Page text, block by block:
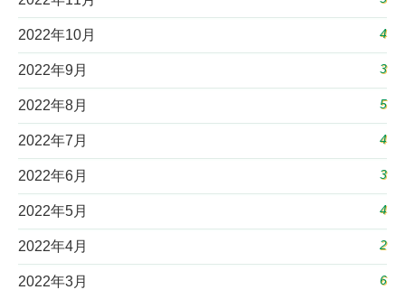
2022年10月 4
2022年9月 3
2022年8月 5
2022年7月 4
2022年6月 3
2022年5月 4
2022年4月 2
2022年3月 6